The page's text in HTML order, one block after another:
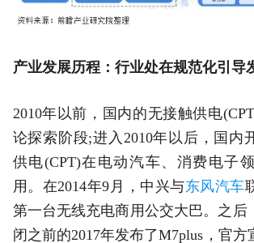
产业发展历程：行业处在规范化引导
2010年以前，国内的无接触供电
论探索阶段;进入2010年以后，国内
供电(CPT)在电动汽车、消费电子
用。在2014年9月，中兴与东风汽车
第一台无线充电商用公交大巴。之后
闭之前的2017年发布了M7plus，官